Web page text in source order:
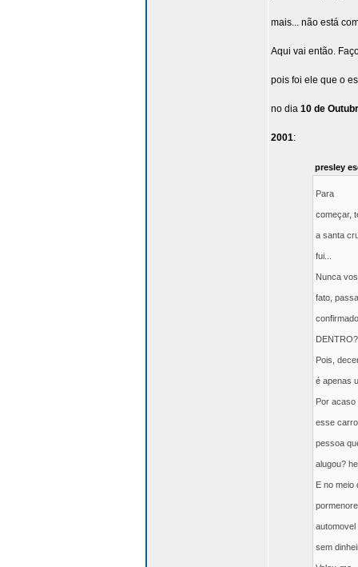
mais... não está
Aqui vai então.
pois foi ele que o
no dia 10 de
2001:
presley
Para
começar,
a santa
fui...
Nunca
fato,
DENTRO?
Pois,
é apenas
Por acaso
esse
pessoa
alugou?
E no meio
automovel
sem